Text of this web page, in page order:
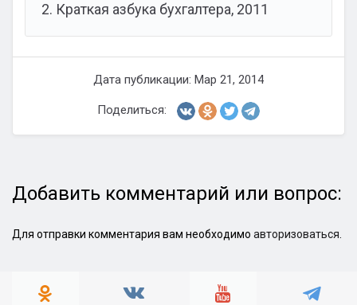
2. Краткая азбука бухгалтера, 2011
Дата публикации: Мар 21, 2014
Поделиться:
Добавить комментарий или вопрос:
Для отправки комментария вам необходимо авторизоваться